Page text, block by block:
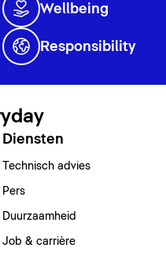
Wellbeing
Responsibility
Diensten
Technisch advies
Pers
Duurzaamheid
Job & carrière